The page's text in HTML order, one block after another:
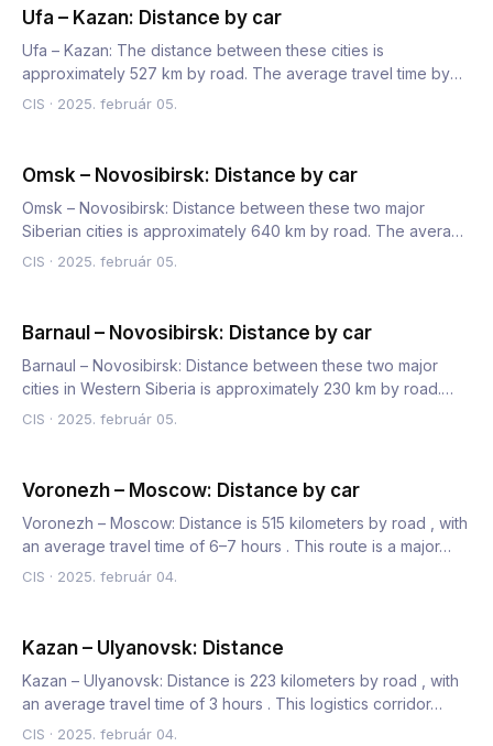
Ufa – Kazan: Distance by car
Ufa – Kazan: The distance between these cities is
approximately 527 km by road. The average travel time by
car is 6 hour…
CIS · 2025. február 05.
Omsk – Novosibirsk: Distance by car
Omsk – Novosibirsk: Distance between these two major
Siberian cities is approximately 640 km by road. The average
car tr…
CIS · 2025. február 05.
Barnaul – Novosibirsk: Distance by car
Barnaul – Novosibirsk: Distance between these two major
cities in Western Siberia is approximately 230 km by road.
The a…
CIS · 2025. február 05.
Voronezh – Moscow: Distance by car
Voronezh – Moscow: Distance is 515 kilometers by road , with
an average travel time of 6–7 hours . This route is a major…
CIS · 2025. február 04.
Kazan – Ulyanovsk: Distance
Kazan – Ulyanovsk: Distance is 223 kilometers by road , with
an average travel time of 3 hours . This logistics corridor…
CIS · 2025. február 04.